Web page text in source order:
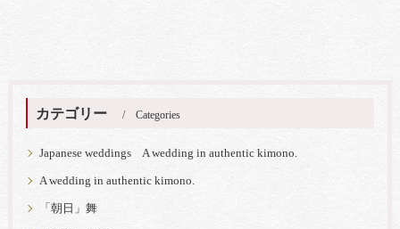
カテゴリー Categories
Japanese weddings A wedding in authentic kimono.
A wedding in authentic kimono.
「朝日」舞